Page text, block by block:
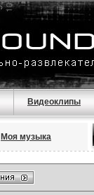
Видеоклипы
Моя музыка